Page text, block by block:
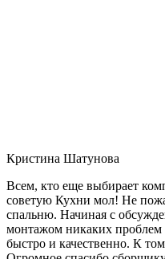
Кристина Шатунова
Всем, кто еще выбирает
советую Кухни мол! Не
спальню. Начиная с
монтажом никаких проблем
быстро и качественно. К